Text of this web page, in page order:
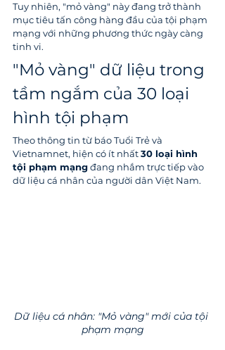
Tuy nhiên, "mỏ vàng" này đang trở thành
mục tiêu tấn công hàng đầu của tội phạm
mạng với những phương thức ngày càng
tinh vi.
"Mỏ vàng" dữ liệu trong
tầm ngắm của 30 loại
hình tội phạm
Theo thông tin từ báo Tuổi Trẻ và
Vietnamnet, hiện có ít nhất 30 loại hình
tội phạm mạng đang nhắm trực tiếp vào
dữ liệu cá nhân của người dân Việt Nam.
Dữ liệu cá nhân: "Mỏ vàng" mới của tội
phạm mạng